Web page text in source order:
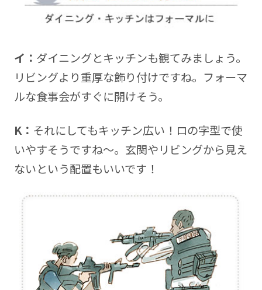
イ： ダイニングとキッチンも観てみましょう。
リビングより重厚な飾り付けですね。フォーマ
ルな食事会がすぐに開けそう。
K： それにしてもキッチン広い！ロの字型で使
いやすそうですね～。玄関やリビングから見え
ないという配置もいいです！